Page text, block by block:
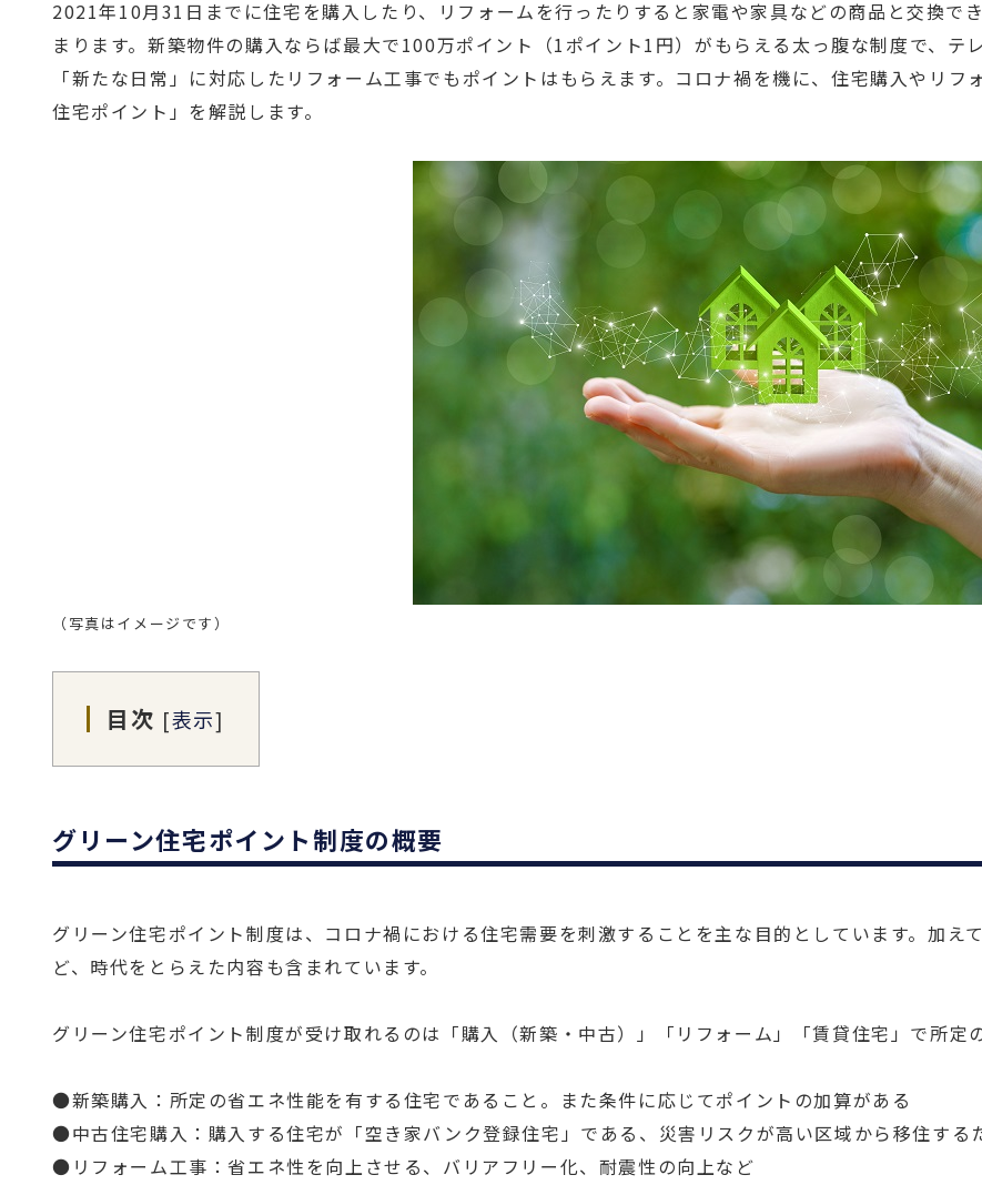
2021年10月31日までに住宅を購入したり、リフォームを行ったりすると家電や家具などの商品と交換で
まります。新築物件の購入ならば最大で100万ポイント（1ポイント1円）がもらえる太っ腹な制度で、テ
「新たな日常」に対応したリフォーム工事でもポイントはもらえます。コロナ禍を機に、住宅購入やリ
住宅ポイント」を解説します。
（写真はイメージです）
目次 [表示]
グリーン住宅ポイント制度の概要
グリーン住宅ポイント制度は、コロナ禍における住宅需要を刺激することを主な目的としています。加え
ど、時代をとらえた内容も含まれています。
グリーン住宅ポイント制度が受け取れるのは「購入（新築・中古）」「リフォーム」「賃貸住宅」で所定
●新築購入：所定の省エネ性能を有する住宅であること。また条件に応じてポイントの加算がある
●中古住宅購入：購入する住宅が「空き家バンク登録住宅」である、災害リスクが高い区域から移住する
●リフォーム工事：省エネ性を向上させる、バリアフリー化、耐震性の向上など